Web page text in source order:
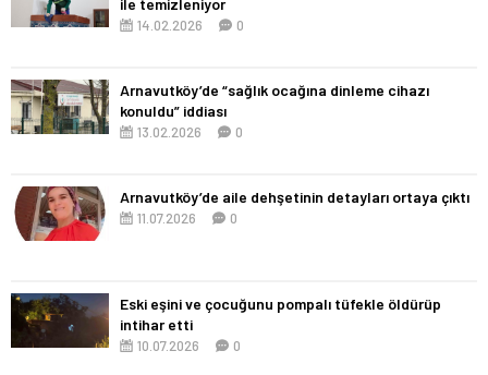
14.02.2026 0
Arnavutköy’de “sağlık ocağına dinleme cihazı
konuldu” iddiası
13.02.2026 0
Arnavutköy’de aile dehşetinin detayları ortaya çıktı
11.07.2026 0
Eski eşini ve çocuğunu pompalı tüfekle öldürüp
intihar etti
10.07.2026 0